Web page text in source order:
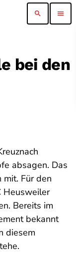
search menu
bei den
absagen. Das
mit. Für den
Heusweiler
Bereits im
bekannt
diesem